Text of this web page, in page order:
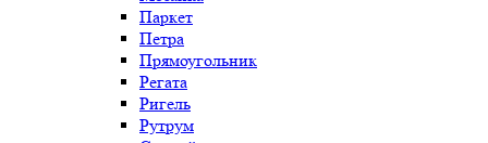
Паркет
Петра
Прямоугольник
Регата
Ригель
Рутрум